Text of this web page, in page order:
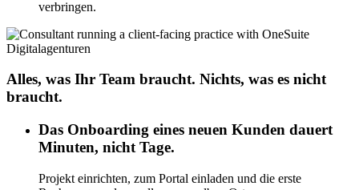
verbringen.
Digitalagenturen
Alles, was Ihr Team braucht. Nichts, was es nicht
braucht.
Das Onboarding eines neuen Kunden dauert
Minuten, nicht Tage.
Projekt einrichten, zum Portal einladen und die erste